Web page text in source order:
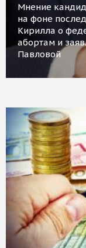
Мнение
на фоне
Кирилла о
абортам и
Павловой